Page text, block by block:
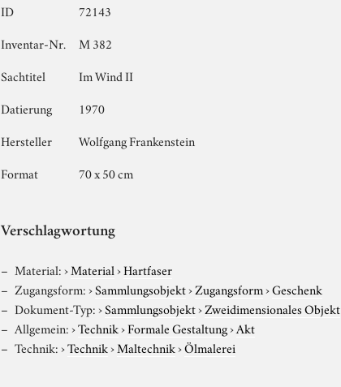
ID
72143
Inventar-Nr.
M 382
Sachtitel
Im Wind II
Datierung
1970
Hersteller
Wolfgang Frankenstein
Format
70 x 50 cm
Verschlagwortung
Material:›Material›Hartfaser
Zugangsform:›Sammlungsobjekt›Zugangsform›Geschenk
Dokument-Typ:›Sammlungsobjekt›Zweidimensionales Objekt
Allgemein:›Technik›Formale Gestaltung›Akt
Technik:›Technik›Maltechnik›Ölmalerei